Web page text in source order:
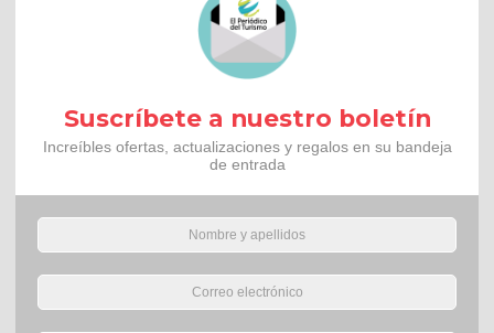
Suscríbete a nuestro boletín
Increíbles ofertas, actualizaciones y regalos en su bandeja
de entrada